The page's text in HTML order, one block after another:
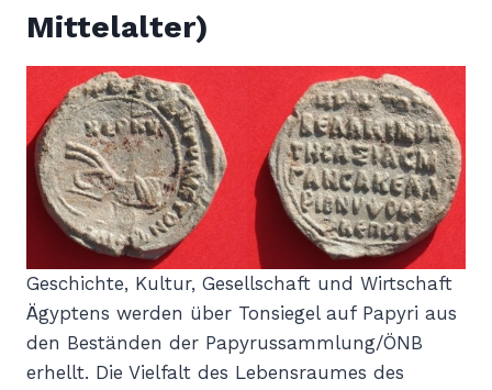
Mittelalter)
Geschichte, Kultur, Gesellschaft und Wirtschaft
Ägyptens werden über Tonsiegel auf Papyri aus
den Beständen der Papyrussammlung/ÖNB
erhellt. Die Vielfalt des Lebensraumes des